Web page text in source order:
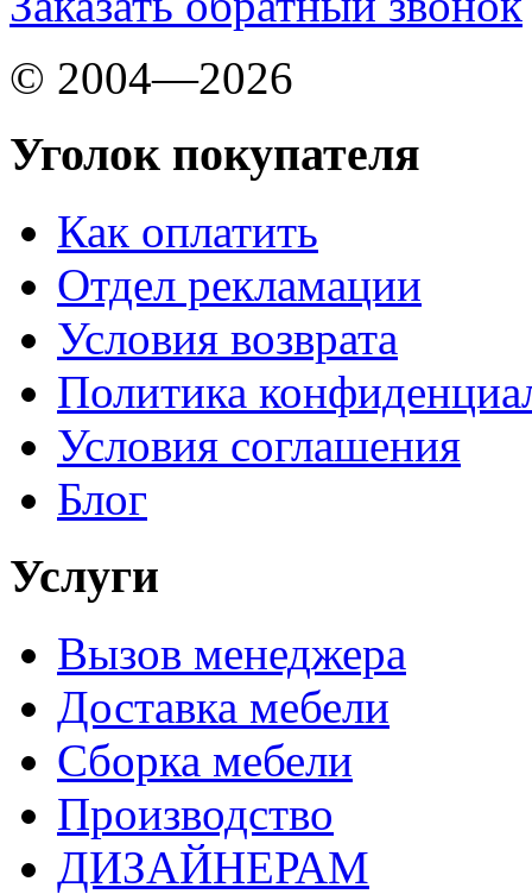
© 2004—2026
Уголок покупателя
Как оплатить
Отдел рекламации
Условия возврата
Политика
Условия соглашения
Блог
Услуги
Вызов менеджера
Доставка мебели
Сборка мебели
Производство
ДИЗАЙНЕРАМ